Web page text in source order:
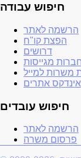
חיפוש עבודה
הרשמה לאתר
הפצת קו"ח
דרושים
מגייסות
משרות למייל
אינדקס אתרים
חיפוש עובדים
הרשמה לאתר
פרסום משרה